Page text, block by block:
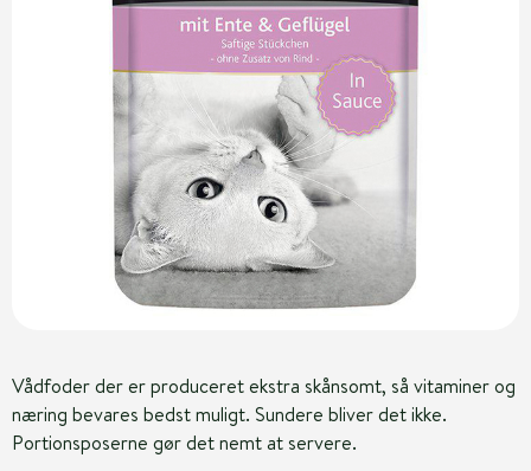
Vådfoder der er produceret ekstra skånsomt, så vitaminer og
næring bevares bedst muligt. Sundere bliver det ikke.
Portionsposerne gør det nemt at servere.